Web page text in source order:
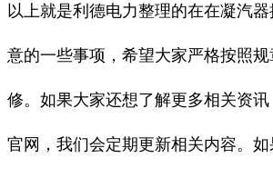
以上就是利德电力整理的在在凝汽
意的一些事项，希望大家严格按照
修。如果大家还想了解更多相关资讯
官网，我们会定期更新相关内容。